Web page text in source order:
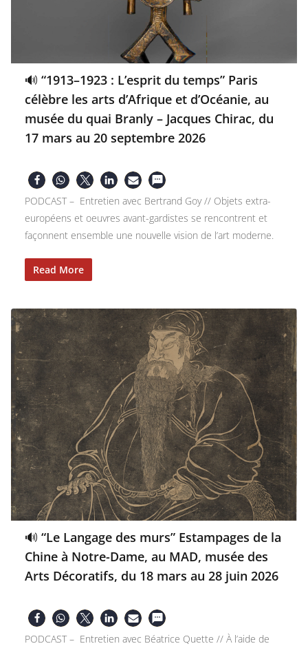
🔊 “1913–1923 : L’esprit du temps” Paris
célèbre les arts d’Afrique et d’Océanie, au
musée du quai Branly – Jacques Chirac, du
17 mars au 20 septembre 2026
PODCAST – Entretien avec Bertrand Goy // Objets extra-
européens et oeuvres avant-gardistes se rencontrent et
façonnent ensemble une nouvelle vision de l’art moderne.
Read More
🔊 “Le Langage des murs” Estampages de la
Chine à Notre-Dame, au MAD, musée des
Arts Décoratifs, du 18 mars au 28 juin 2026
PODCAST – Entretien avec Béatrice Quette // À l’aide de